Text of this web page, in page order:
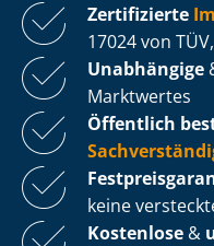
Zertifizierte
17024 von
Unabhängige
Marktwertes
Öffentlich
keine
Kostenlose &